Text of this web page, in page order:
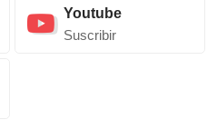
Youtube
Suscribir